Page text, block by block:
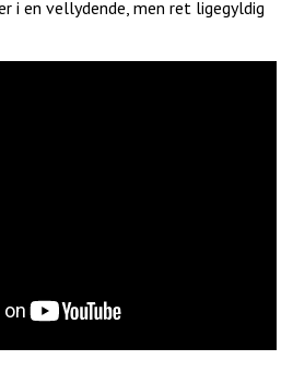
i en vellydende, men ret ligegyldig